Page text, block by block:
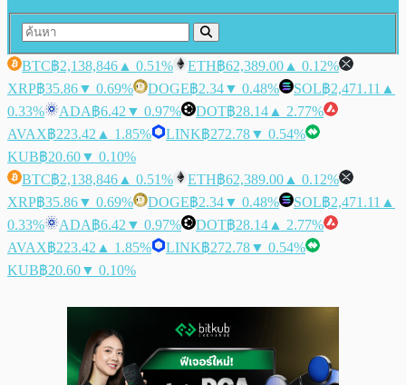
BTC฿2,138,846 ▲ 0.51% ETH฿62,389.00 ▲ 0.12%
XRP฿35.86▼ 0.69% DOGE฿2.34▼ 0.48% SOL฿2,471.11 ▲
0.33%
ADA฿6.42 ▼ 0.97% DOT฿28.14 ▲ 2.77%
AVAX฿223.42 ▲ 1.85% LINK฿272.78▼ 0.54%
KUB฿20.60▼ 0.10%
BTC฿2,138,846 ▲ 0.51% ETH฿62,389.00 ▲ 0.12%
XRP฿35.86▼ 0.69% DOGE฿2.34▼ 0.48% SOL฿2,471.11 ▲
0.33%
ADA฿6.42 ▼ 0.97% DOT฿28.14 ▲ 2.77%
AVAX฿223.42 ▲ 1.85% LINK฿272.78▼ 0.54%
KUB฿20.60▼ 0.10%